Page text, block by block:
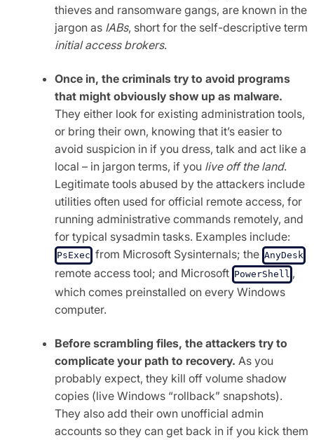
thieves and ransomware gangs, are known in the
jargon as IABs, short for the self-descriptive term
initial access brokers.
Once in, the criminals try to avoid programs
that might obviously show up as malware.
They either look for existing administration tools,
or bring their own, knowing that it’s easier to
avoid suspicion in if you dress, talk and act like a
local – in jargon terms, if you live off the land.
Legitimate tools abused by the attackers include
utilities often used for official remote access, for
running administrative commands remotely, and
for typical sysadmin tasks. Examples include:
PsExec from Microsoft Sysinternals; the AnyDesk
remote access tool; and Microsoft PowerShell ,
which comes preinstalled on every Windows
computer.
Before scrambling files, the attackers try to
complicate your path to recovery. As you
probably expect, they kill off volume shadow
copies (live Windows “rollback” snapshots).
They also add their own unofficial admin
accounts so they can get back in if you kick them